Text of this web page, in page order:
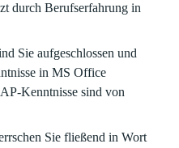
durch Berufserfahrung in
Sie aufgeschlossen und
in MS Office
Kenntnisse sind von
Sie fließend in Wort